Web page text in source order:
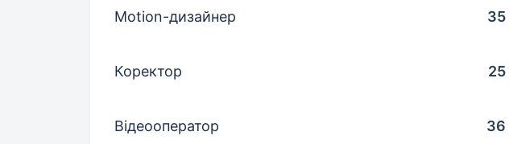
Motion-дизайнер 35
Коректор 25
Відеооператор 36